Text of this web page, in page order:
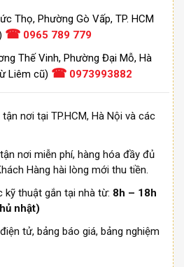
Thọ, Phường Gò Vấp, TP. HCM
☎ 0965 789 779
Thế Vinh, Phường Đại Mỗ, Hà
Liêm cũ) ☎ 0973993882
nơi tại TP.HCM, Hà Nội và các
nơi miễn phí, hàng hóa đầy đủ
Hàng hài lòng mới thu tiền.
kỹ thuật gắn tại nhà từ: 8h – 18h
nhật)
tử, bảng báo giá, bảng nghiệm